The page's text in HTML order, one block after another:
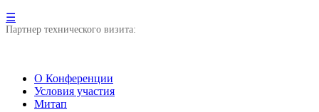
☰
Партнер технического визита:
О Конференции
Условия участия
Митап